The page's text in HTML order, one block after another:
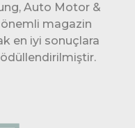
Auto Motor &
magazin
en iyi sonuçlara